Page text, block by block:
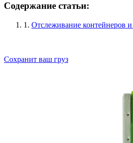
Содержание статьи:
1. Отслеживание контейнеров
Сохранит ваш груз